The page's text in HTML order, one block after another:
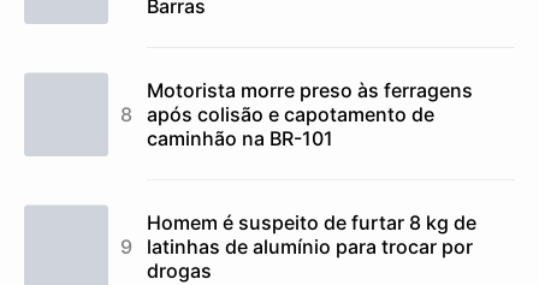
Barras
Motorista morre preso às ferragens
após colisão e capotamento de
caminhão na BR-101
Homem é suspeito de furtar 8 kg de
latinhas de alumínio para trocar por
drogas